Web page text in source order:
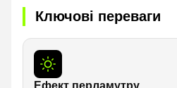
Ключові переваги
Ефект перламутру